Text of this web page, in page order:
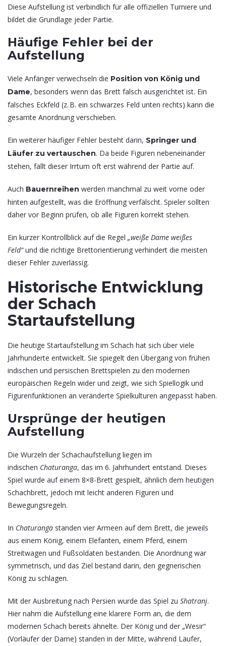
Diese Aufstellung ist verbindlich für alle offiziellen Turniere und
bildet die Grundlage jeder Partie.
Häufige Fehler bei der
Aufstellung
Viele Anfänger verwechseln die Position von König und
Dame, besonders wenn das Brett falsch ausgerichtet ist. Ein
falsches Eckfeld (z. B. ein schwarzes Feld unten rechts) kann die
gesamte Anordnung verschieben.
Ein weiterer häufiger Fehler besteht darin, Springer und
Läufer zu vertauschen. Da beide Figuren nebeneinander
stehen, fällt dieser Irrtum oft erst während der Partie auf.
Auch Bauernreihen werden manchmal zu weit vorne oder
hinten aufgestellt, was die Eröffnung verfälscht. Spieler sollten
daher vor Beginn prüfen, ob alle Figuren korrekt stehen.
Ein kurzer Kontrollblick auf die Regel „weiße Dame weißes
Feld“und die richtige Brettorientierung verhindert die meisten
dieser Fehler zuverlässig.
Historische Entwicklung
der Schach
Startaufstellung
Die heutige Startaufstellung im Schach hat sich über viele
Jahrhunderte entwickelt. Sie spiegelt den Übergang von frühen
indischen und persischen Brettspielen zu den modernen
europäischen Regeln wider und zeigt, wie sich Spiellogik und
Figurenfunktionen an veränderte Spielkulturen angepasst haben.
Ursprünge der heutigen
Aufstellung
Die Wurzeln der Schachaufstellung liegen im
indischen Chaturanga, das im 6. Jahrhundert entstand. Dieses
Spiel wurde auf einem 8×8-Brett gespielt, ähnlich dem heutigen
Schachbrett, jedoch mit leicht anderen Figuren und
Bewegungsregeln.
In Chaturanga standen vier Armeen auf dem Brett, die jeweils
aus einem König, einem Elefanten, einem Pferd, einem
Streitwagen und Fußsoldaten bestanden. Die Anordnung war
symmetrisch, und das Ziel bestand darin, den gegnerischen
König zu schlagen.
Mit der Ausbreitung nach Persien wurde das Spiel zu Shatranj.
Hier nahm die Aufstellung eine klarere Form an, die dem
modernen Schach bereits ähnelte. Der König und der „Wesir“
(Vorläufer der Dame) standen in der Mitte, während Läufer,